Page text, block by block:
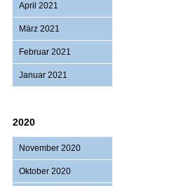
April 2021
März 2021
Februar 2021
Januar 2021
2020
November 2020
Oktober 2020